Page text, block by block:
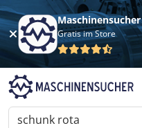
Maschinensucher
Gratis im Store